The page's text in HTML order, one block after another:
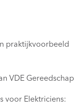
praktijkvoorbeeld
VDE Gereedschap
voor Elektriciens: